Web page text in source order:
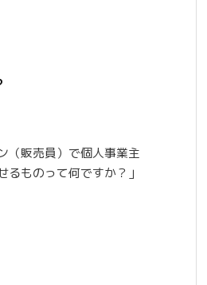
（販売員）で個人事業主
ものって何ですか？」